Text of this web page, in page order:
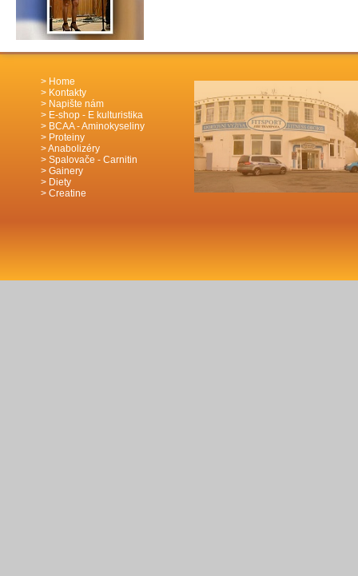
Home
Kontakty
Napište nám
E-shop - E kulturistika
BCAA - Aminokyseliny
Proteiny
Anabolizéry
Spalovače - Carnitin
Gainery
Diety
Creatine